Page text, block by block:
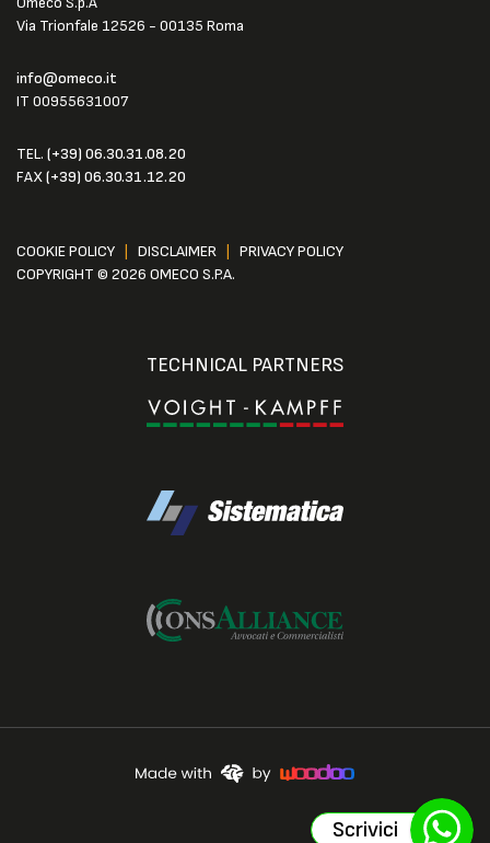
Via Trionfale 12526 - 00135 Roma
info@omeco.it
IT 00955631007
TEL. (+39) 06.30.31.08.20
FAX(+39) 06.30.31.12.20
COOKIE POLICY DISCLAIMER
PRIVACY POLICY
COPYRIGHT © 2026 OMECO S.P.A.
TECHNICAL PARTNERS
Scrivici